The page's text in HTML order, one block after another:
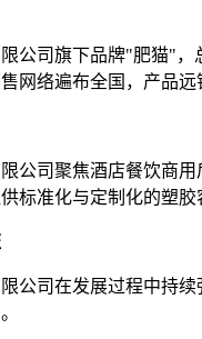
公司旗下品牌"肥猫"
网络遍布全国，产品远
公司聚焦酒店餐饮商
标准化与定制化的塑
公司在发展过程中持